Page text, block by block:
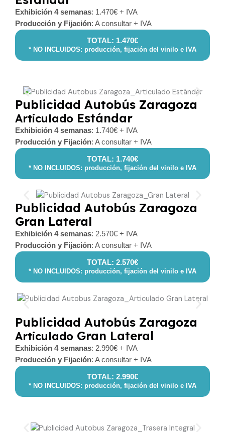
Exhibición 4 semanas: 1.470€ + IVA
Producción y Fijación: A consultar + IVA
TOTAL: 1.470€
* NO INCLUIDOS: producción, fijación del vinilo e IVA
Publicidad Autobús Zaragoza
Articulado Estándar
Exhibición 4 semanas: 1.740€ + IVA
Producción y Fijación: A consultar + IVA
TOTAL: 1.740€
* NO INCLUIDOS: producción, fijación del vinilo e IVA
Publicidad Autobús Zaragoza
Gran Lateral
Exhibición 4 semanas: 2.570€ + IVA
Producción y Fijación: A consultar + IVA
TOTAL: 2.570€
* NO INCLUIDOS: producción, fijación del vinilo e IVA
Publicidad Autobús Zaragoza
Articulado Gran Lateral
Exhibición 4 semanas: 2.990€ + IVA
Producción y Fijación: A consultar + IVA
TOTAL: 2.990€
* NO INCLUIDOS: producción, fijación del vinilo e IVA